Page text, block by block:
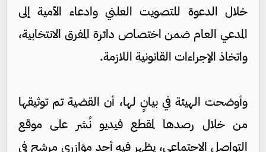
خلال الدعوة للتصويت العلني وادعاء الأمية إلى
المدعي العام ضمن اختصاص دائرة المفرق الانتخابية،
واتخاذ الإجراءات القانونية اللازمة.
وأوضحت الهيئة في بيانٍ لها، أن القضية تم توثيقها
من خلال رصدها لمقطع فيديو نُشر على موقع
التواصل الاجتماعي، يظهر فيه أحد مؤازري مرشح في